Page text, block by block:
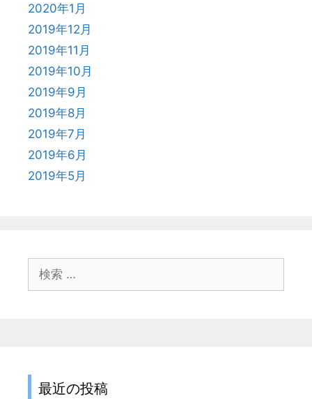
2020年1月
2019年12月
2019年11月
2019年10月
2019年9月
2019年8月
2019年7月
2019年6月
2019年5月
最近の投稿